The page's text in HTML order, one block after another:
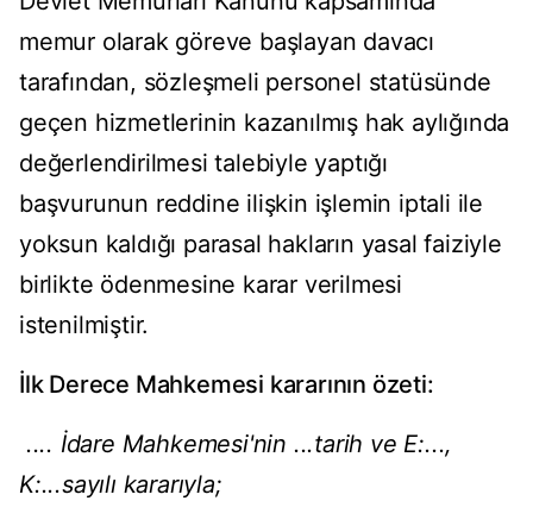
memur olarak göreve başlayan davacı
tarafından, sözleşmeli personel statüsünde
geçen hizmetlerinin kazanılmış hak aylığında
değerlendirilmesi talebiyle yaptığı
başvurunun reddine ilişkin işlemin iptali ile
yoksun kaldığı parasal hakların yasal faiziyle
birlikte ödenmesine karar verilmesi
istenilmiştir.
İlk Derece Mahkemesi kararının özeti:
.... İdare Mahkemesi'nin ...tarih ve E:...,
K:...sayılı kararıyla;